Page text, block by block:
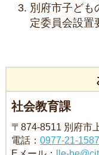
別府市子ども
定委員会設置
社会教育課
〒874-8511 別府市
電話：0977-21-1587